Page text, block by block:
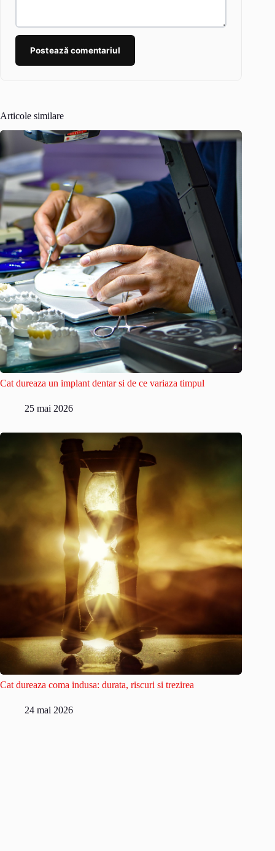
Postează comentariul
Articole similare
Cat dureaza un implant dentar si de ce variaza timpul
25 mai 2026
Cat dureaza coma indusa: durata, riscuri si trezirea
24 mai 2026